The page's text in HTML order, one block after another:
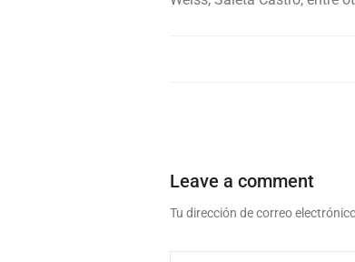
Leave a comment
Tu dirección de correo